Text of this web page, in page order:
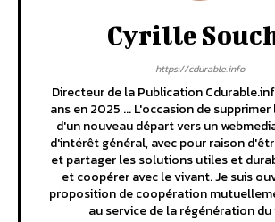
Cyrille
https://cdurable.info
Directeur de la Publication
ans en 2025 ... L'occasion de
d'un nouveau départ vers un
d'intérêt général, avec pour raison
et partager les solutions utiles et
et coopérer avec le vivant. Je suis
proposition de coopération
au service de la régénération